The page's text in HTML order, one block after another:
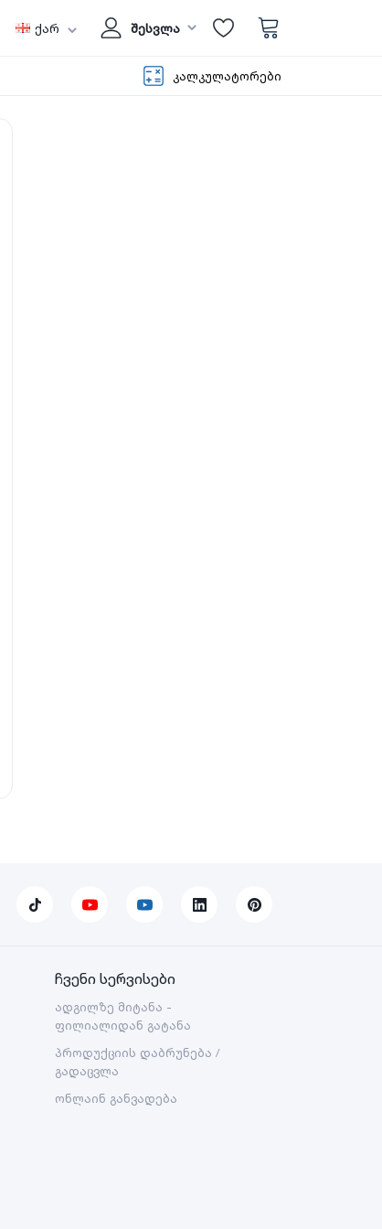
ქარ შესვლა
კალკულატორები
ჩვენი სერვისები
ადგილზე მიტანა -
ფილიალიდან გატანა
პროდუქციის დაბრუნება /
გადაცვლა
ონლაინ განვადება